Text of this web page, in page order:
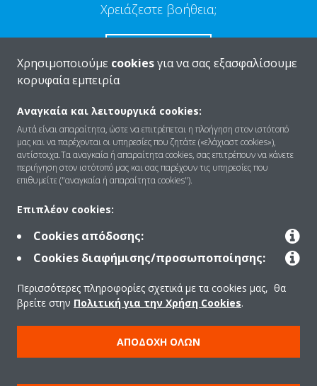
Χρειάζεστε βοήθεια;
Ποιοι είμαστε
Λύσεις
Επικοινωνία
Προϊόντα
Χρησιμοποιούμε cookiesγια να σας εξασφαλίσουμε
κορυφαία εμπειρία
Αναγκαία και λειτουργικά cookies:
Αυτά είναι απαραίτητα, ώστε να επιτρέπεται η πλοήγηση στον ιστότοπό
μας και να παρέχονται οι υπηρεσίες που ζητάτε («ελάχιαστ cookies»),
αντίστοιχα.Τα αναγκαία ή απαραίτητα cookies, σας επιτρέπουν να κάνετε
περιήγηση στον ιστότοπό μας και σας παρέχουν τις υπηρεσίες που
επιθυμείτε ("αναγκαία ή απαραίτητα cookies").
Επιπλέον cookies:
Cookies απόδοσης:
Cookies διαφήμισης/προσωποποίησης:
Περισσότερες πληροφορίες σχετικά με τα cookies μας, θα
βρείτε στην Πολιτική για την Χρήση Cookies.
ΑΠΟΔΟΧΉ ΌΛΩΝ